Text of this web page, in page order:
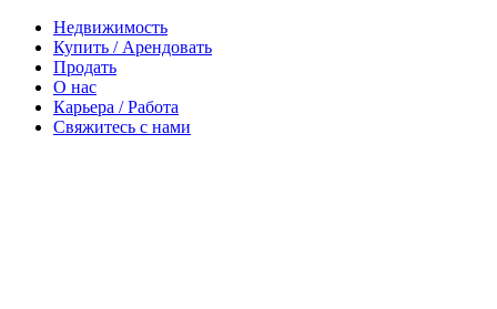
Недвижимость
Купить / Арендовать
Продать
О нас
Карьера / Работа
Свяжитесь с нами